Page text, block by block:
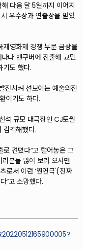
다음 달 5일까지 이어지
우수상과 연출상을 받았
제영화제 경쟁 부문 금상을
다 밴쿠버에 진출해 교민
기도 했다.
전시켜 선보이는 예술의전
이기도 하다.
석 규모 대극장인 CJ토월
감격해했다.
로 견뎠다”고 털어놓은 그
분들 많이 보러 오시면
로서 이런 ‘찐연극'(진짜
”고 소망했다.